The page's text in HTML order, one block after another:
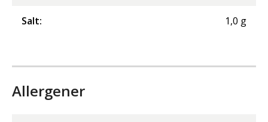
Salt: 1,0 g
Allergener